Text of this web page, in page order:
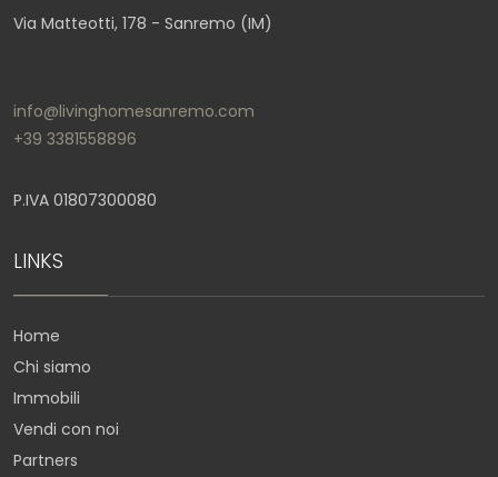
Via Matteotti, 178 - Sanremo (IM)
info@livinghomesanremo.com
+39 3381558896
P.IVA 01807300080
LINKS
Home
Chi siamo
Immobili
Vendi con noi
Partners